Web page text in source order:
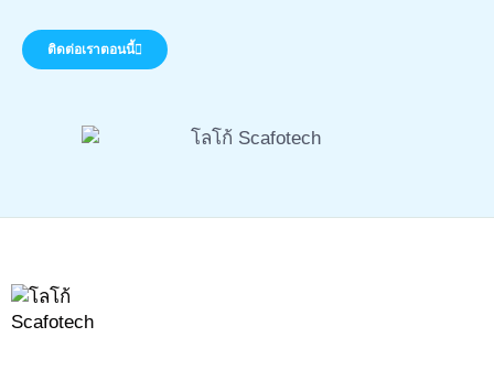
ติดต่อเราตอนนี้